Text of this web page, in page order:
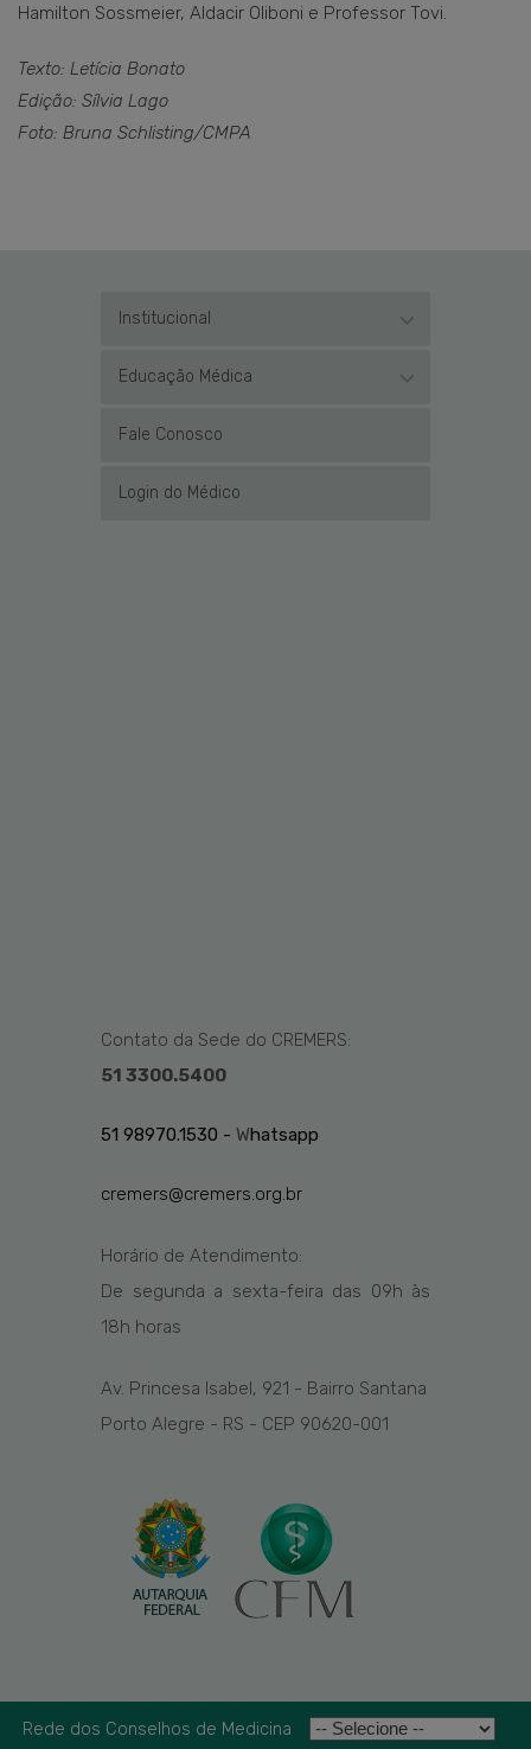
Hamilton Sossmeier, Aldacir Oliboni e Professor Tovi.
Texto: Letícia Bonato
Edição: Sílvia Lago
Foto: Bruna Schlisting/CMPA
Institucional
Educação Médica
Fale Conosco
Login do Médico
Contato da Sede do CREMERS:
51 3300.5400
51 98970.1530 - Whatsapp
cremers@cremers.org.br
Horário de Atendimento:
De segunda a sexta-feira das 09h às
18h horas
Av. Princesa Isabel, 921 - Bairro Santana
Porto Alegre - RS - CEP 90620-001
Rede dos Conselhos de Medicina